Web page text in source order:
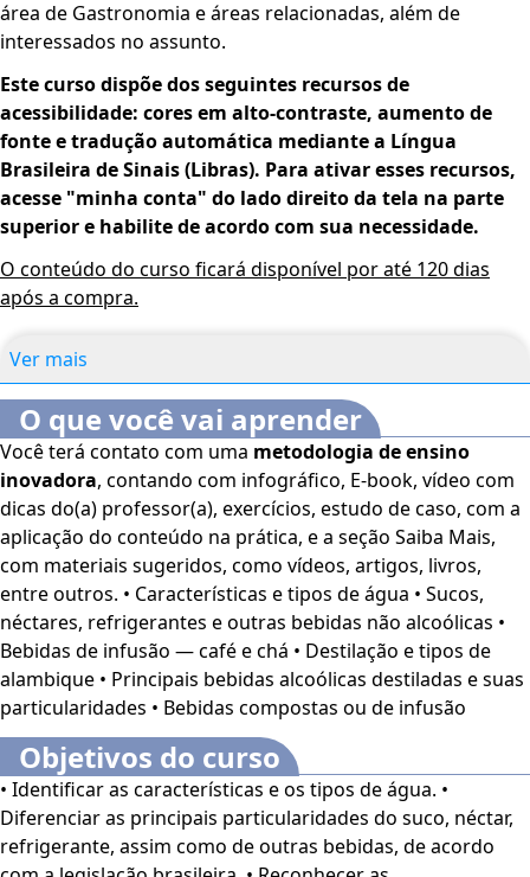
área de Gastronomia e áreas relacionadas, além de
interessados no assunto.
Este curso dispõe dos seguint­­es recursos de
acessibilidade: cores em alto-contraste, aumento de
fonte e tradução automática mediante a Língua
Brasileira de Sinais (Libras). Para ativar esses recursos,
acesse "minha conta" do lado direito da tela na parte
superior e habilite de acordo com sua necessidade.
O conteúdo do curso ficará disponível por até 120 dias
após a compra.
Ver mais
O que você vai aprender
Você terá contato com uma metodologia de ensino
inovadora, contando com infográfico, E-book, vídeo com
dicas do(a) professor(a), exercícios, estudo de caso, com a
aplicação do conteúdo na prática, e a seção Saiba Mais,
com materiais sugeridos, como vídeos, artigos, livros,
entre outros. • Características e tipos de água • Sucos,
néctares, refrigerantes e outras bebidas não alcoólicas •
Bebidas de infusão — café e chá • Destilação e tipos de
alambique • Principais bebidas alcoólicas destiladas e suas
particularidades • Bebidas compostas ou de infusão
Objetivos do curso
• Identificar as características e os tipos de água. •
Diferenciar as principais particularidades do suco, néctar,
refrigerante, assim como de outras bebidas, de acordo